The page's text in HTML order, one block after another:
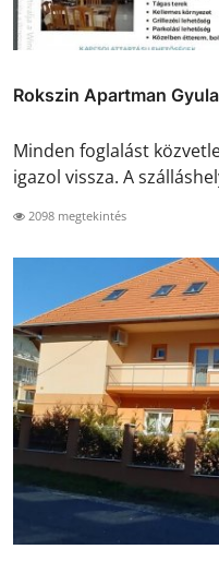
Rokszin Apartman Gyula
Minden foglalást
igazol vissza. A
2098 megtekintés